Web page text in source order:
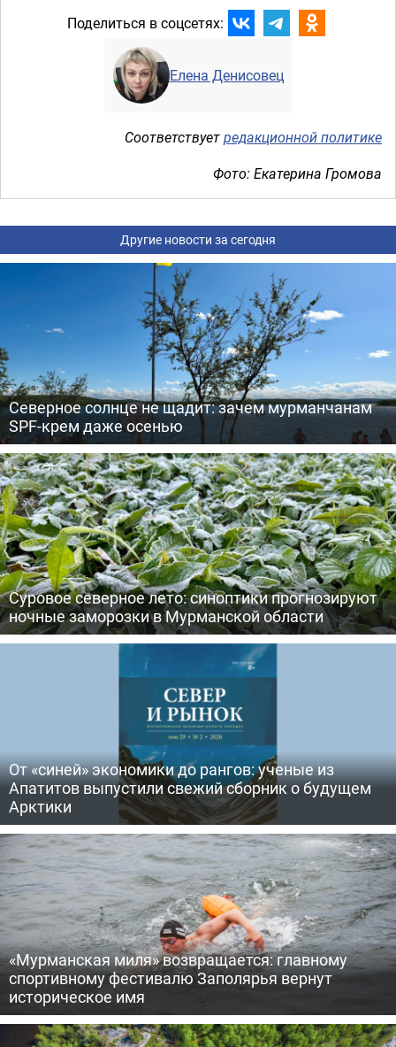
Поделиться в соцсетях:
Елена Денисовец
Соответствуетредакционной политике
Фото: Екатерина Громова
Другие новости за сегодня
Северное солнце не щадит: зачем мурманчанам
SPF-крем даже осенью
Суровое северное лето: синоптики прогнозируют
ночные заморозки в Мурманской области
От «синей» экономики до рангов: ученые из
Апатитов выпустили свежий сборник о будущем
Арктики
«Мурманская миля» возвращается: главному
спортивному фестивалю Заполярья вернут
историческое имя